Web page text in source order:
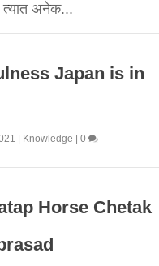
त्यात अनेक...
Japan is in
Knowledge |0
Horse Chetak